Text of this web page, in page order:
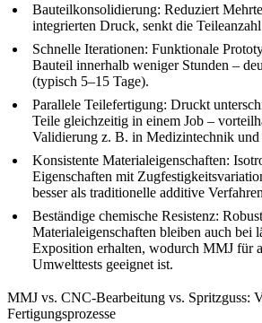
Bauteilkonsolidierung: Reduziert
integrierten Druck, senkt die
Schnelle Iterationen: Funktionale
Bauteil innerhalb weniger Stunden –
(typisch 5–15 Tage).
Parallele Teilefertigung: Druckt
Teile gleichzeitig in einem Job –
Validierung z. B. in Medizintechnik
Konsistente Materialeigenschaften:
Eigenschaften mit
besser als traditionelle additive
Beständige chemische Resistenz:
Materialeigenschaften bleiben auch bei
Exposition erhalten, wodurch MMJ für
Umwelttests geeignet ist.
MMJ vs. CNC-Bearbeitung vs. Spritzguss:
Fertigungsprozesse